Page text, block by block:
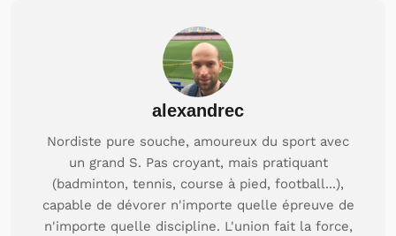
alexandrec
Nordiste pure souche, amoureux du sport avec
un grand S. Pas croyant, mais pratiquant
(badminton, tennis, course à pied, football...),
capable de dévorer n'importe quelle épreuve de
n'importe quelle discipline. L'union fait la force,